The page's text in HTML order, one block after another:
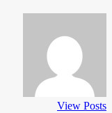
View Posts